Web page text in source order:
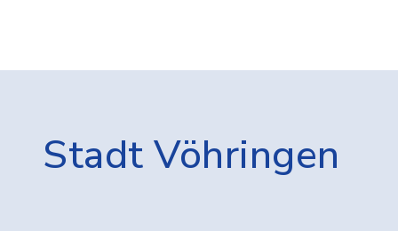
Stadt Vöhringen